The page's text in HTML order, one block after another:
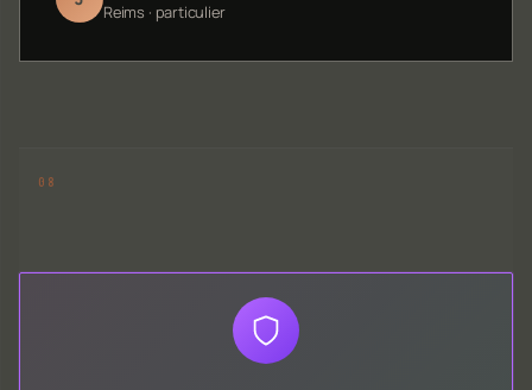
Reims · particulier